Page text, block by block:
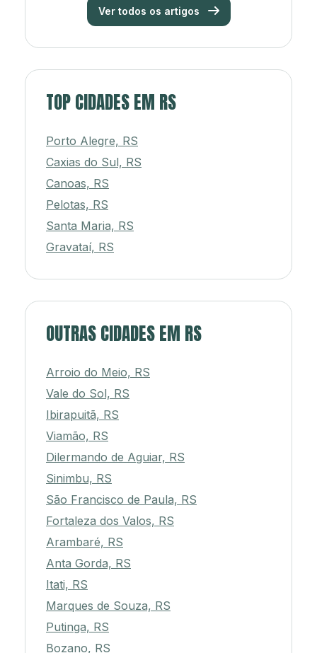
Ver todos os artigos
TOP CIDADES EM RS
Porto Alegre, RS
Caxias do Sul, RS
Canoas, RS
Pelotas, RS
Santa Maria, RS
Gravataí, RS
OUTRAS CIDADES EM RS
Arroio do Meio, RS
Vale do Sol, RS
Ibirapuitã, RS
Viamão, RS
Dilermando de Aguiar, RS
Sinimbu, RS
São Francisco de Paula, RS
Fortaleza dos Valos, RS
Arambaré, RS
Anta Gorda, RS
Itati, RS
Marques de Souza, RS
Putinga, RS
Bozano, RS